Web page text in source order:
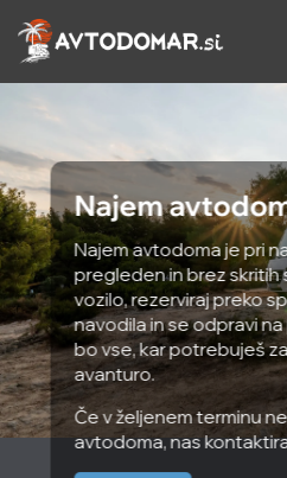
Preskoči
na
Najem
Najem avtodoma je pri
pregleden in brez skritih
vozilo, rezerviraj preko
navodila in se odpravi
bo vse, kar potrebuješ
avanturo.
Če v željenem terminu
avtodoma, nas